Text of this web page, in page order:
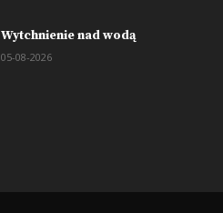
Wytchnienie nad wodą
05-08-2026